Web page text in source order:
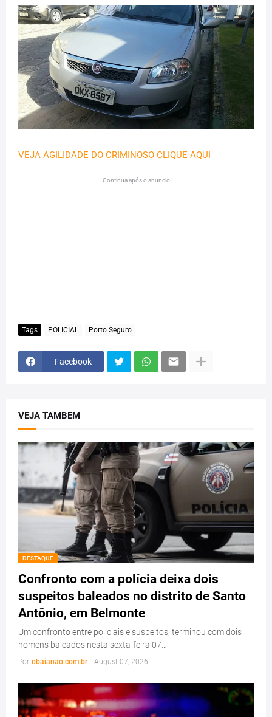
VEJA AGILIDADE DO CRIMINOSO CLIQUE AQUI
Continua após o anuncio
Tags POLICIAL Porto Seguro
Facebook
VEJA TAMBEM
DESTAQUE
Confronto com a polícia deixa dois
suspeitos baleados no distrito de Santo
Antônio, em Belmonte
Um confronto entre policiais e suspeitos, terminou com dois
homens baleados nesta sexta-feira 07…
Por obaianao.com.br - August 07, 2026